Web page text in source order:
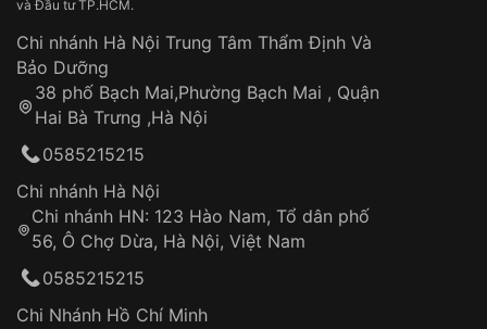
cho những ai mong muốn sở hữu một chiếc đồng hồ
bền bỉ, chính xác, đa tính năng và góp phần bảo vệ
môi trường.
Cấu tạo:
Mặt đồng hồ: Được làm từ vật liệu trong suốt,
cho phép ánh sáng mặt trời chiếu vào pin mặt
trời.
Pin mặt trời: Chuyển hóa ánh sáng mặt trời thành
năng lượng điện.
và Đầu tư TP.HCM.
Chi nhánh Hà Nội Trung Tâm Thẩm Định Và
Bảo Dưỡng
38 phố Bạch Mai,Phường Bạch Mai , Quận
Hai Bà Trưng ,Hà Nội
0585215215
Chi nhánh Hà Nội
Chi nhánh HN: 123 Hào Nam, Tổ dân phố
56, Ô Chợ Dừa, Hà Nội, Việt Nam
0585215215
Chi Nhánh Hồ Chí Minh